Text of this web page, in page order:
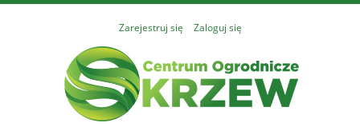
Zarejestruj się Zaloguj się